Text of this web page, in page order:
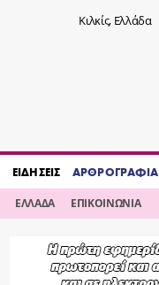
Κιλκίς, Ελλάδα
ΕΙΔΗΣΕΙΣ ΑΡΘΡΟΓΡΑΦΙΑ
ΕΛΛΑΔΑ ΕΠΙΚΟΙΝΩΝΙΑ